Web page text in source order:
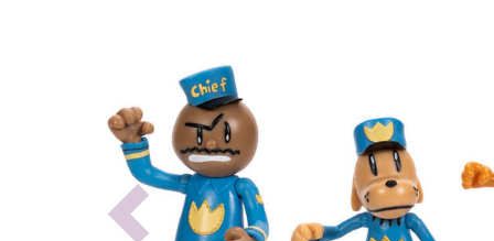
Previous